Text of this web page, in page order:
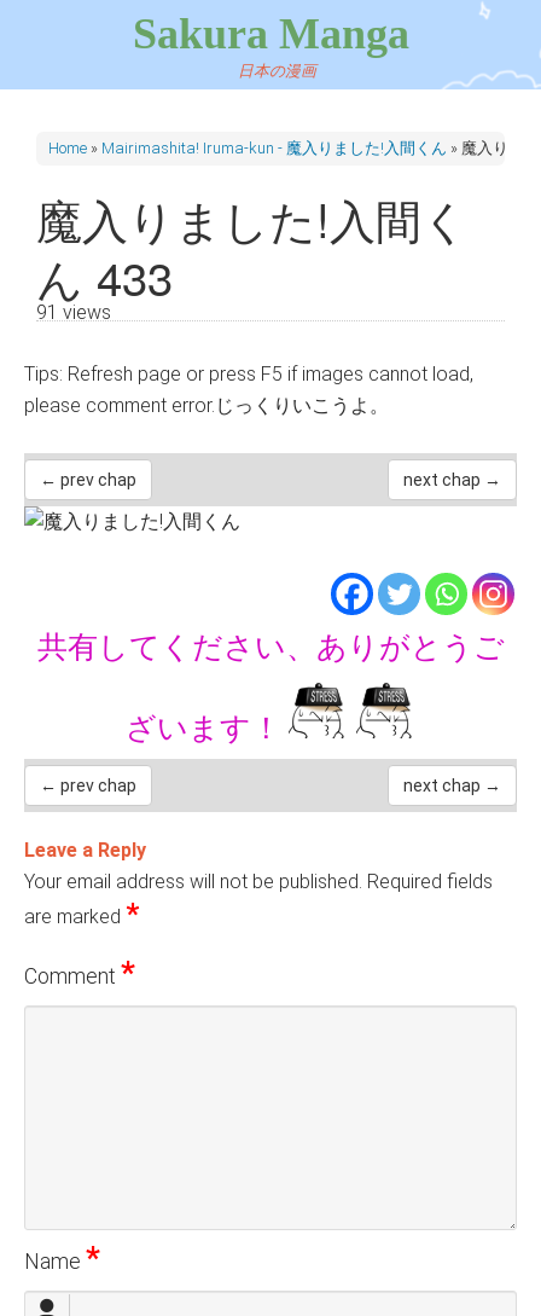
Sakura Manga
日本の漫画
Home » Mairimashita! Iruma-kun - 魔入りました!入間くん » 魔入りま
魔入りました!入間く
ん 433
91 views
Tips: Refresh page or press F5 if images cannot load,
please comment error.じっくりいこうよ。
← prev chap next chap →
共有してください、ありがとうご
ざいます！
← prev chap next chap →
Leave a Reply
Your email address will not be published. Required fields
are marked *
Comment *
Name *